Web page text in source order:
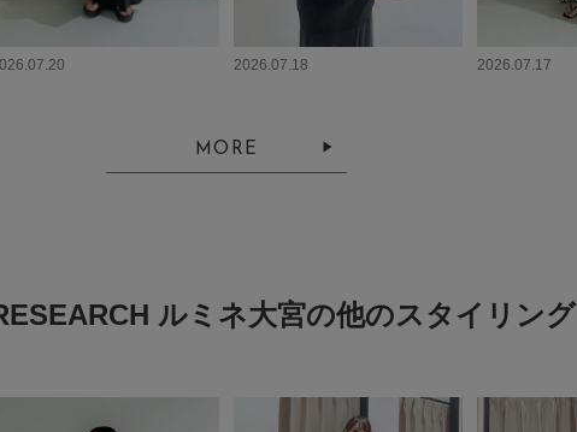
2026.07.18 2026.07.17
MORE
ルミネ大宮の他のスタイリング